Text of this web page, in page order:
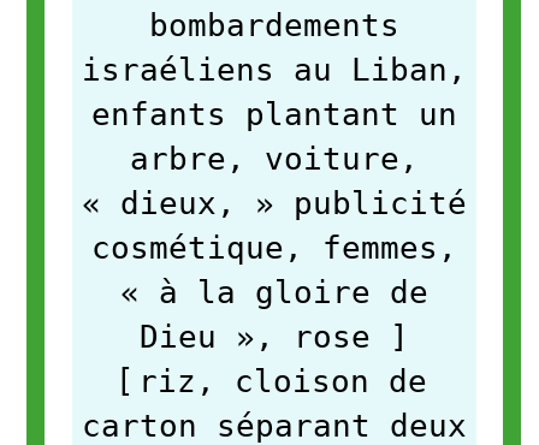
bombardements
israéliens au Liban,
enfants plantant un
arbre, voiture,
« dieux, » publicité
cosmétique, femmes,
« à la gloire de
Dieu », rose
]
[ riz, cloison de
carton séparant deux